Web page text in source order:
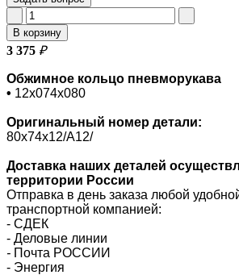
В корзину
3 375 ₽
Обжимное кольцо пневморукава
• 12х074х080
Оригинальный номер детали:
80х74х12/A12/
Доставка наших деталей
территории России
Отправка в день заказа любой
транспортной компанией:
- СДЕК
- Деловые линии
- Почта РОССИИ
- Энергия